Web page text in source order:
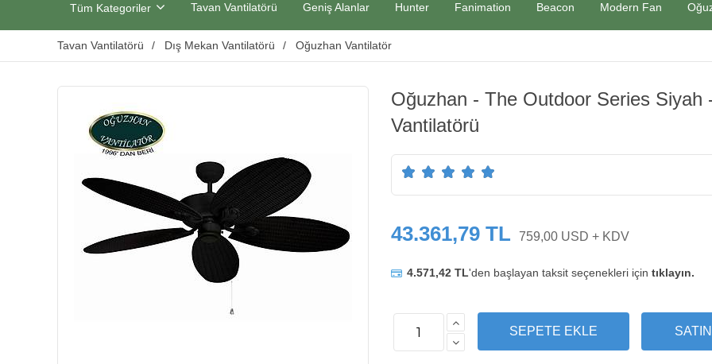
Tüm Kategoriler Tavan Vantilatörü Geniş Alanlar Hunter Fanimation Beacon Modern Fan
Tavan Vantilatörü Dış Mekan Vantilatörü Oğuzhan Vantilatör
Oğuzhan - The Outdoor Series Siyah
Vantilatörü
43.361,79 TL 759,00 USD + KDV
4.571,42 TL'den başlayan taksit seçenekleri için tıklayın.